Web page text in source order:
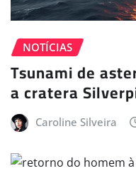
NOTÍCIAS
Tsunami de
a cratera
Caroline Silveira